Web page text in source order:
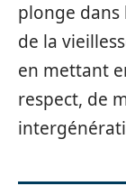
plonge dans
de la
en mettant
respect, de